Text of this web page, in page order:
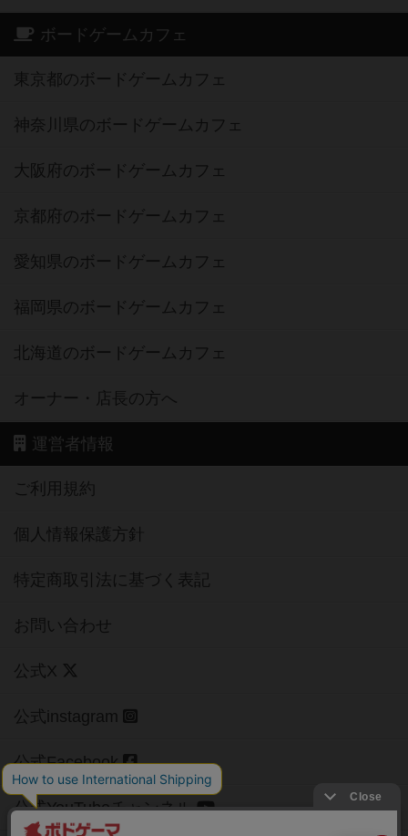
ボードゲームカフェ
東京都のボードゲームカフェ
神奈川県のボードゲームカフェ
大阪府のボードゲームカフェ
京都府のボードゲームカフェ
愛知県のボードゲームカフェ
福岡県のボードゲームカフェ
北海道のボードゲームカフェ
オーナー・店長の方へ
運営者情報
ご利用規約
個人情報保護方針
特定商取引法に基づく表記
お問い合わせ
公式X
公式instagram
公式Facebook
公式YouTubeチャンネル